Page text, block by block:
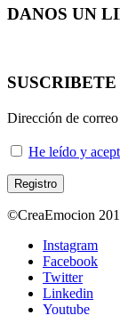
DANOS UN
Dirección de
He leído y
©CreaEmocion
Instagram
Facebook
Twitter
Linkedin
Youtube